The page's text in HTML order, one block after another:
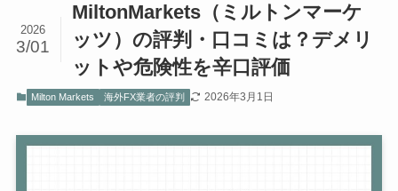
MiltonMarkets（ミルトンマーケ
ッツ）の評判・口コミは？デメリ
ットや危険性を辛口評価
2026
3/01
Milton Markets 海外FX業者の評判 2026年3月1日